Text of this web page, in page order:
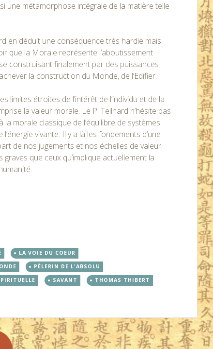
une métamorphose intégrale de la matière telle
en déduit une conséquence très hardie mais
que la Morale représente l’aboutissement
construisant finalement par des puissances
la construction du Monde, de l’Edifier.
étroites de l’intérêt de l’individu et de la
la valeur morale. Le P. Teilhard n’hésite pas
morale classique de l’équilibre de systèmes
vivante. Il y a là les fondements d’une
de nos jugements et nos échelles de valeur.
que ceux qu’implique actuellement la
LA VOIE DU COEUR
PÈLERIN DE L'ABSOLU
SAVANT
THOMAS THIBERT